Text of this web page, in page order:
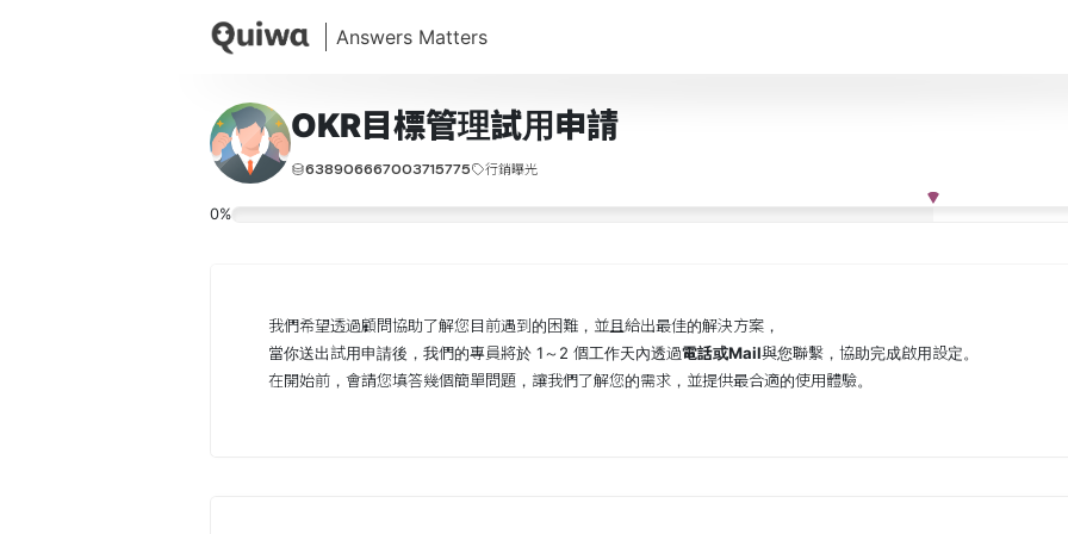
OKR目標管理試用申請
638906667003715775 行銷曝光
0%
我們希望透過顧問協助了解您目前遇到的困難，並且給出最佳的解決方案，
當你送出試用申請後，我們的專員將於 1～2 個工作天內透過電話或Mail與您聯繫，協助完成啟用設定。
在開始前，會請您填答幾個簡單問題，讓我們了解您的需求，並提供最合適的使用體驗。